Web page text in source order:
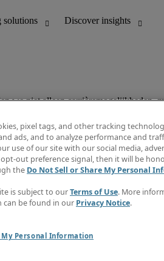
pixel tags, and other tracking
ads, and to analyze performance and
use of our site with our social media,
out preference signal, then it will be
the Do Not Sell or Share My Personal
is subject to ourTerms of Use. More
can be found in our Privacy Notice.
My Personal Information